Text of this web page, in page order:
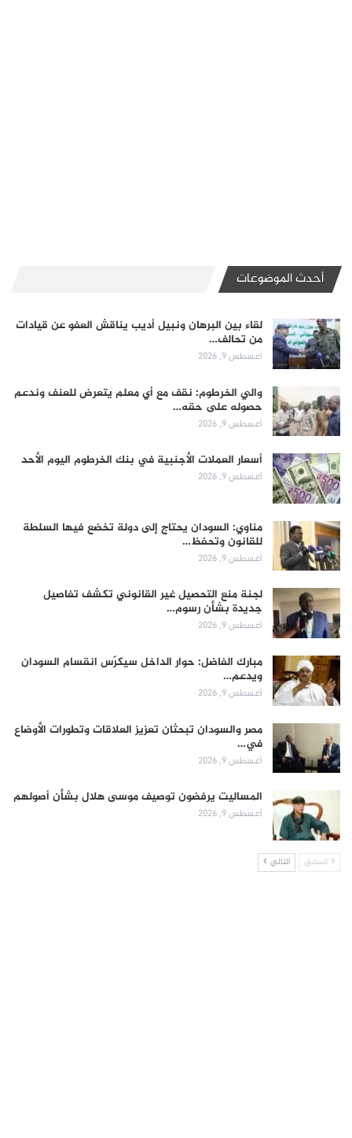
أحدث الموضوعات
لقاء بين البرهان ونبيل أديب يناقش العفو عن قيادات
من تحالف…
أغسطس 9, 2026
والي الخرطوم: نقف مع أي معلم يتعرض للعنف وندعم
حصوله على حقه…
أغسطس 9, 2026
أسعار العملات الأجنبية في بنك الخرطوم اليوم الأحد
أغسطس 9, 2026
مناوي: السودان يحتاج إلى دولة تخضع فيها السلطة
للقانون وتحفظ…
أغسطس 9, 2026
لجنة منع التحصيل غير القانوني تكشف تفاصيل
جديدة بشأن رسوم…
أغسطس 9, 2026
مبارك الفاضل: حوار الداخل سيكرّس انقسام السودان
ويدعم…
أغسطس 9, 2026
مصر والسودان تبحثان تعزيز العلاقات وتطورات الأوضاع
في…
أغسطس 9, 2026
المساليت يرفضون توصيف موسى هلال بشأن أصولهم
أغسطس 9, 2026
السابق التالي